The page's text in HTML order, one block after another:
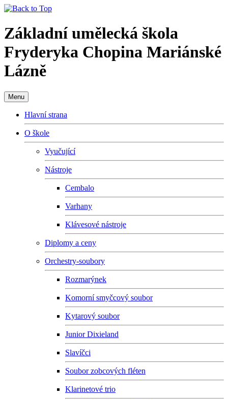
Základní umělecká škola
Fryderyka Chopina Mariánské
Lázně
Menu
Hlavní strana
O škole
Vyučující
Nástroje
Cembalo
Varhany
Klávesové nástroje
Diplomy a ceny
Orchestry-soubory
Rozmarýnek
Komorní smyčcový soubor
Kytarový soubor
Junior Dixieland
Slavíčci
Soubor zobcových fléten
Klarinetové trio